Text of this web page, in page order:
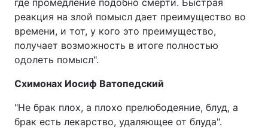
где промедление подобно смерти. Быстрая
реакция на злой помысл дает преимущество во
времени, и тот, у кого это преимущество,
получает возможность в итоге полностью
одолеть помысл".
Схимонах Иосиф Ватопедский
"Не брак плох, а плохо прелюбодеяние, блуд, а
брак есть лекарство, удаляющее от блуда".